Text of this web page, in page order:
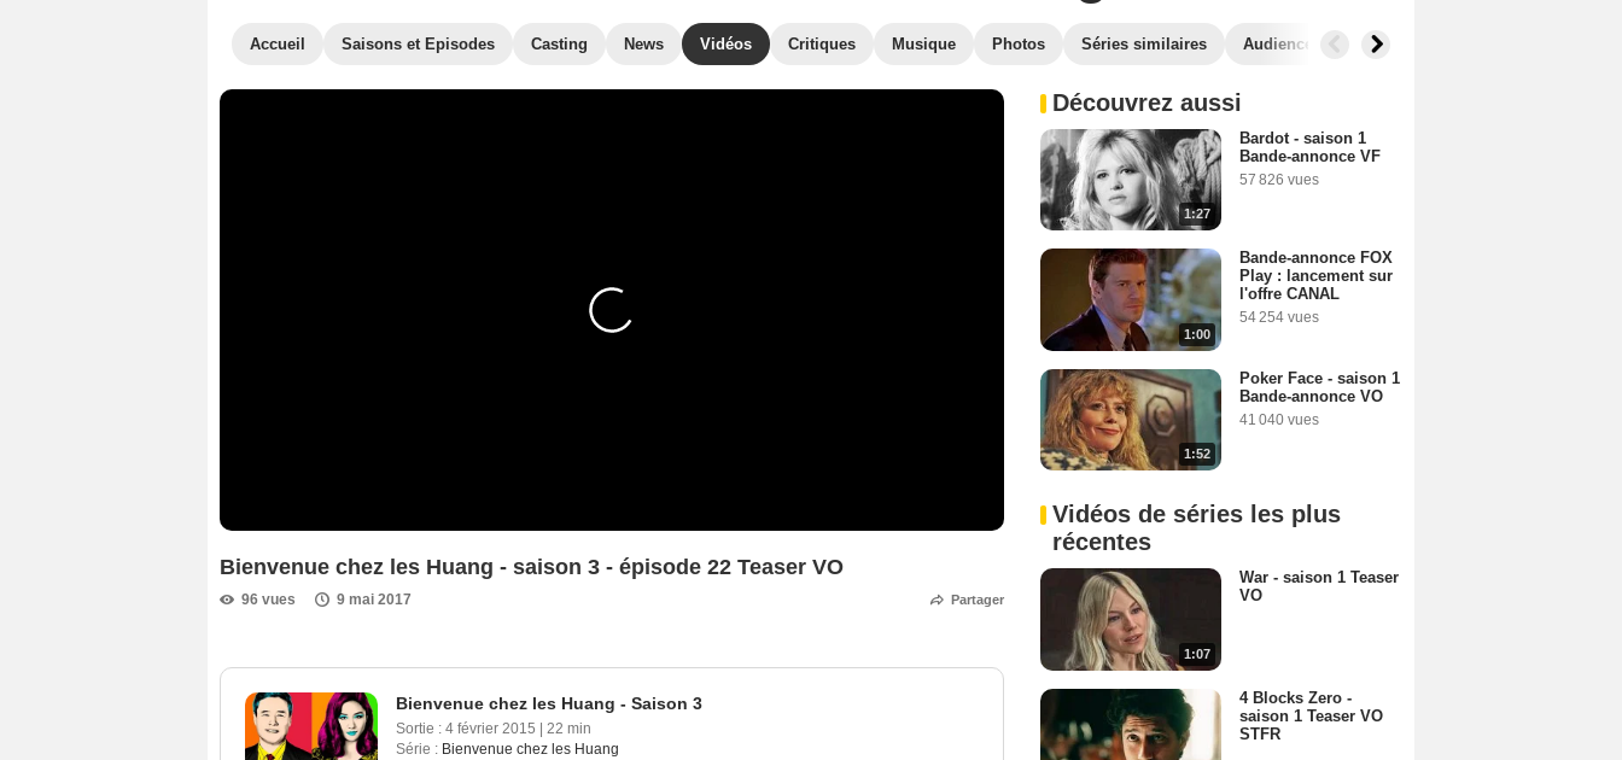
Accueil Saisons et Episodes Casting News Vidéos Critiques Musique Photos Séries similaires Audiences
Bienvenue chez les Huang - saison 3 - épisode 22 Teaser VO
96 vues 9 mai 2017 Partager
Bienvenue chez les Huang - Saison 3
Sortie : 4 février 2015
22 min
Série : Bienvenue chez les Huang
Découvrez aussi
1:27
Bardot - saison 1
Bande-annonce VF
57 826 vues
1:00
Bande-annonce FOX
Play : lancement sur
l'offre CANAL
54 254 vues
1:52
Poker Face - saison 1
Bande-annonce VO
41 040 vues
Vidéos de séries les plus
récentes
1:07
War - saison 1 Teaser
VO
4 Blocks Zero -
saison 1 Teaser VO
STFR